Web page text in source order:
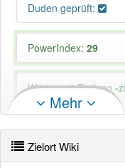
Duden geprüft:
PowerIndex: 29
Wörter mit Endung -
85% unserer
Mehr
Zielort Wiki